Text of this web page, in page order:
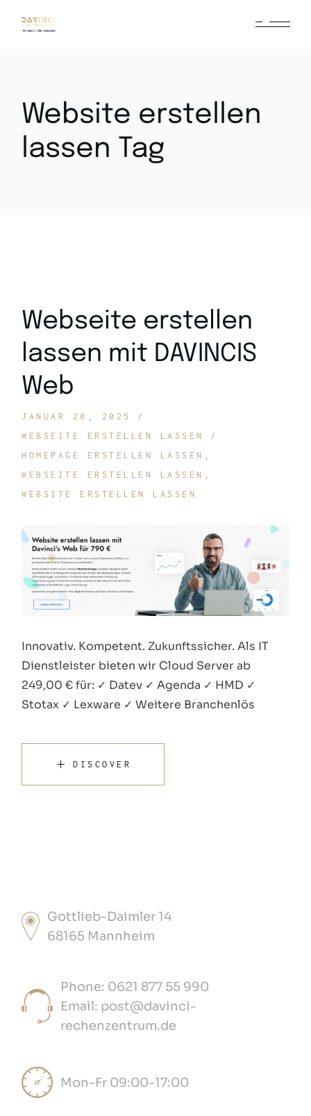
Website erstellen
lassen Tag
Webseite erstellen
lassen mit DAVINCIS
Web
JANUAR 20, 2025
WEBSEITE ERSTELLEN LASSEN
HOMEPAGE ERSTELLEN LASSEN
WEBSEITE ERSTELLEN LASSEN
WEBSITE ERSTELLEN LASSEN
Innovativ. Kompetent. Zukunftssicher. Als IT
Dienstleister bieten wir Cloud Server ab
249,00 € für: ✓ Datev ✓ Agenda ✓ HMD ✓
Stotax ✓ Lexware ✓ Weitere Branchenlös
DISCOVER
Gottlieb-Daimler 14
68165 Mannheim
Phone: 0621 877 55 990
Email: post@davinci-
rechenzentrum.de
Mon-Fr 09:00-17:00